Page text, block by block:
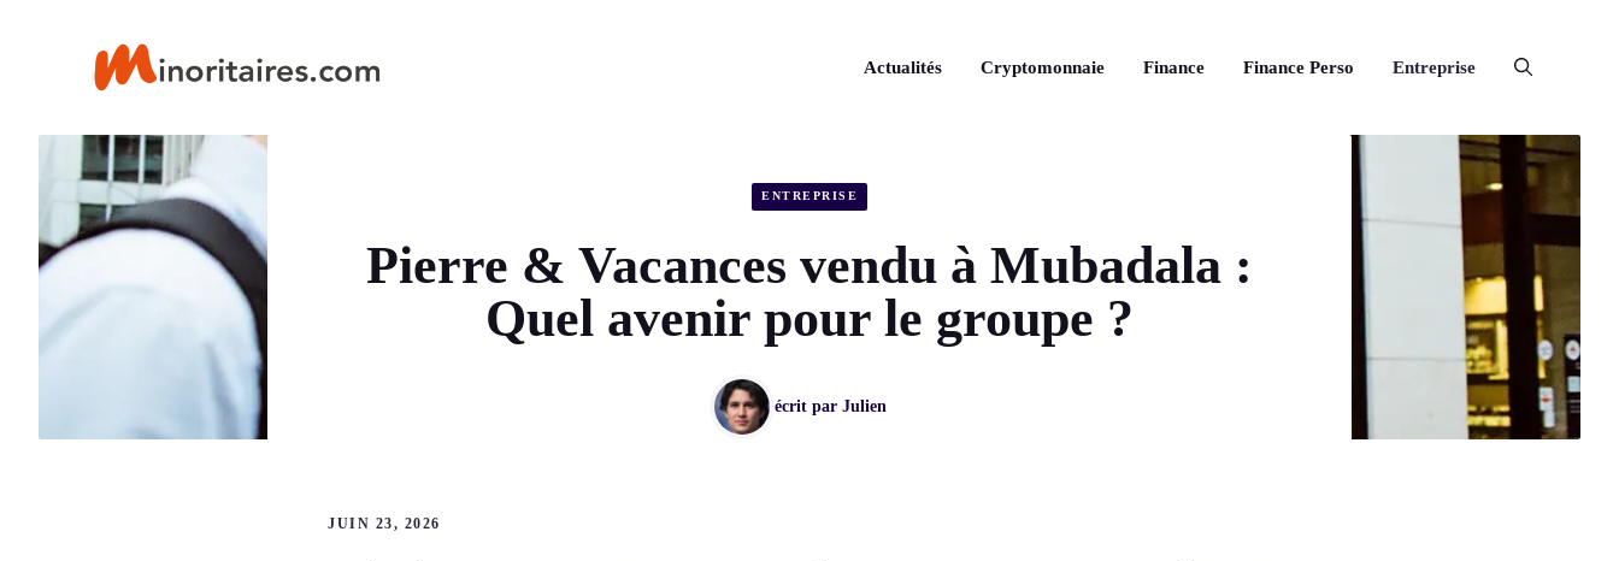
Actualités Cryptomonnaie Finance Finance Perso Entreprise
ENTREPRISE
Pierre & Vacances vendu à Mubadala :
Quel avenir pour le groupe ?
écrit par Julien
JUIN 23, 2026